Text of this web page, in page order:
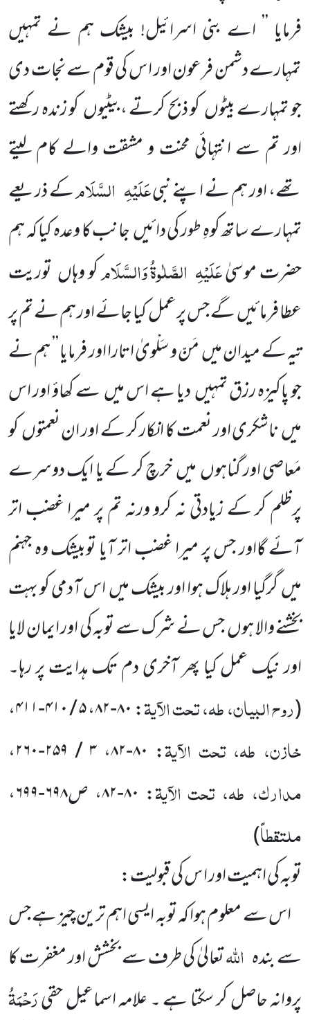
فرمایا ’’ اے بنی اسرائیل! بیشک ہم نے تمہیں
تمہارے دشمن فرعون اور ا س کی قوم سے نجات دی
جو تمہارے بیٹوں کو ذبح کرتے ،بیٹیوں کو زندہ رکھتے
اور تم سے انتہائی محنت و مشقت والے کام لیتے
تھے، اور ہم نے اپنے نبیعَلَیْہِ السَّلَامکے ذریعے
تمہارے ساتھ کوہِ طور کی دائیں جانب کا وعدہ کیا کہ ہم
حضرت موسیٰعَلَیْہِ الصَّلٰوۃُ وَالسَّلَامکو وہاں توریت
عطا فرمائیں گے جس پر عمل کیا جائے اور ہم نے تم پر
تیہ کے میدان میں مَنّ و سَلْویٰ اتارا اور فرمایا ’’ ہم نے
جو پاکیزہ رزق تمہیں دیا ہے اس میں سے کھاؤ اور اس
میں ناشکری اور نعمت کا انکار کر کے اور ان نعمتوں کو
مَعاصی اور گناہوں میں خرچ کر کے یا ایک دوسرے
پرظلم کر کے زیادتی نہ کرو ورنہ تم پر میرا غضب اتر
آئے گااور جس پر میرا غضب اتر آیا توبیشک وہ جہنم
میں گرگیا اور ہلاک ہوا اور بیشک میں اس آدمی کو بہت
بخشنے والا ہوں جس نے شرک سے توبہ کی اور ایمان لایا
اور نیک عمل کیا پھر آخری دم تک ہدایت پر رہا۔
(روح البیان، طہ، تحت الآیۃ:۸۰-۸۲ ،۵ / ۴۱۰-۴۱۱ ،
خازن، طہ، تحت الآیۃ: ۸۰-۸۲ ، ۳ / ۲۵۹-۲۶۰ ،
مدارک، طہ، تحت الآیۃ: ۸۰-۸۲ ، ص۶۹۸-۶۹۹ ،
ملتقطاً)
توبہ کی اہمیت اور ا س کی قبولیت:
اس سے معلوم ہوا کہ توبہ ایسی اہم ترین چیز ہے جس
سے بندہ اللہتعالیٰ کی طرف سے بخشش اور مغفرت کا
پروانہ حاصل کر سکتا ہے ۔ علامہ اسماعیل حقیرَحْمَۃُ